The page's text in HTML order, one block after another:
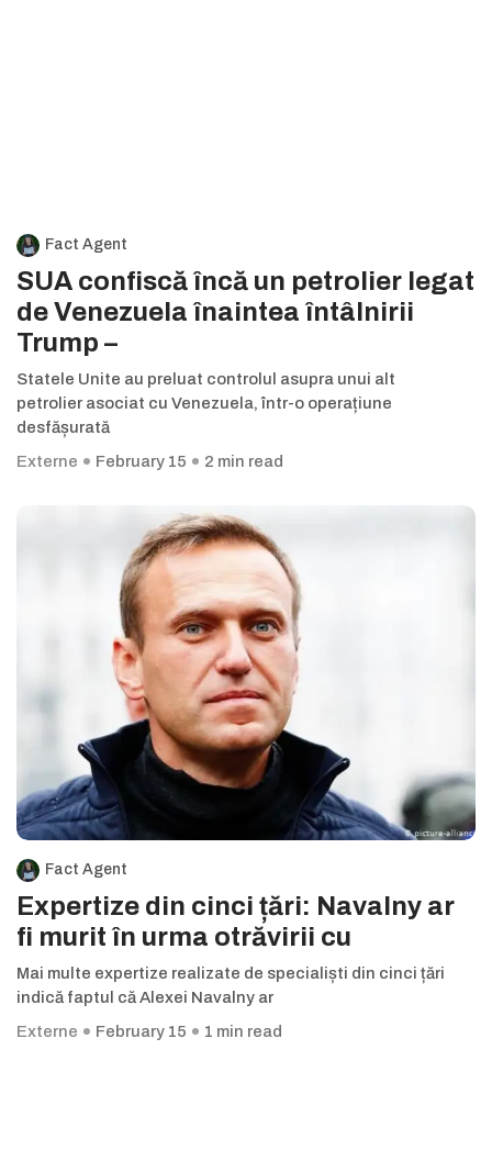
Fact Agent
SUA confiscă încă un petrolier legat
de Venezuela înaintea întâlnirii
Trump –
Statele Unite au preluat controlul asupra unui alt
petrolier asociat cu Venezuela, într-o operațiune
desfășurată
Externe
February 15 2 min read
Fact Agent
Expertize din cinci țări: Navalny ar
fi murit în urma otrăvirii cu
Mai multe expertize realizate de specialiști din cinci țări
indică faptul că Alexei Navalny ar
Externe
February 15 1 min read